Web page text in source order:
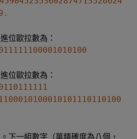
位歐拉數為：
位歐拉數為：
下一組數字（單精確度為八個，